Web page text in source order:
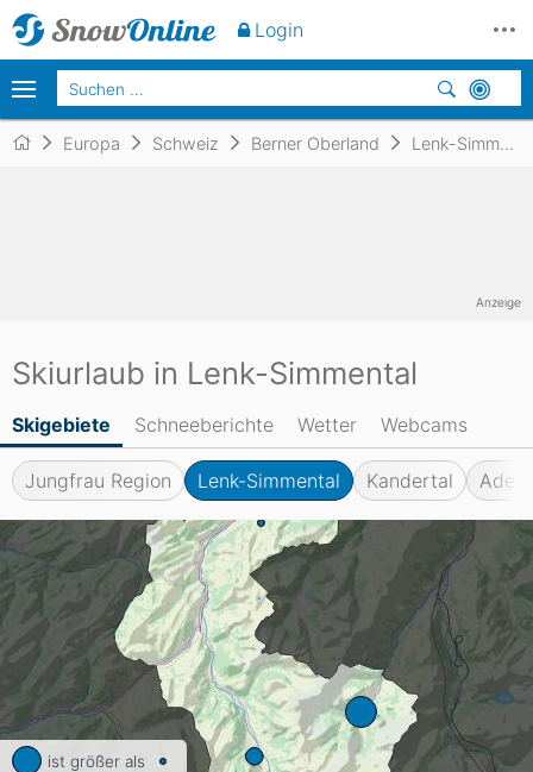
Europa Schweiz Berner Oberland Lenk-Simmental
Skiurlaub in Lenk-Simmental
Skigebiete Schneeberichte Wetter Webcams
Jungfrau Region Lenk-Simmental Kandertal
ist größer als
Anzeige
Login